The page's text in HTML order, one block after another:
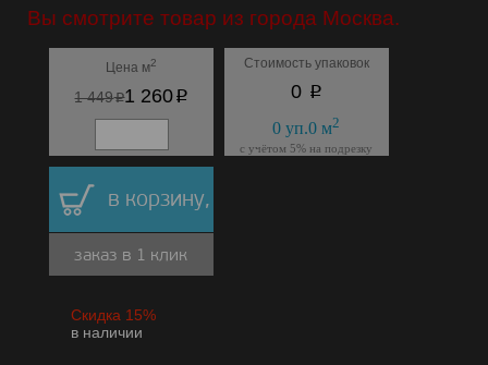
Вы смотрите товар из города Москва.
Цена м2
1 449p1 260p
Стоимость упаковок
0 p
0 уп.0 м2
с учётом 5% на подрезку
в корзину,
заказ в 1 клик
Скидка 15%
в наличии